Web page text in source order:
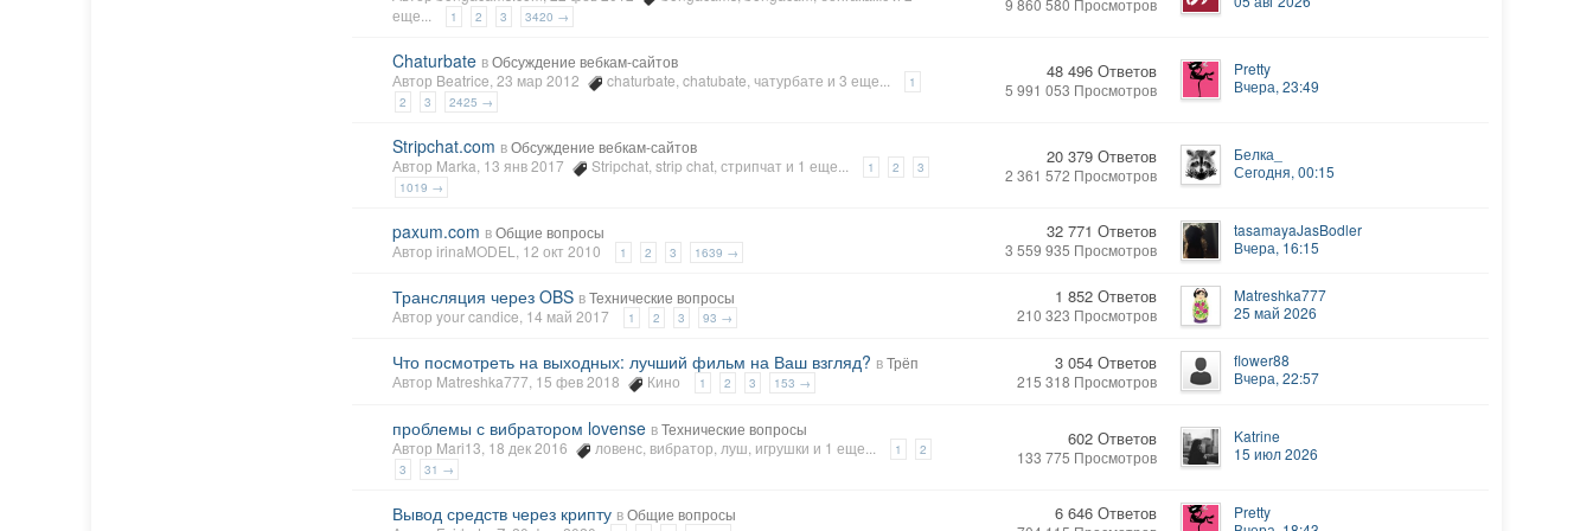
еще...
1 2 3 3420 →
9 860 580 Просмотров
Chaturbate вОбсуждение вебкам-сайтов
Автор Beatrice , 23 мар 2012 chaturbate ,chatubate ,чатурбате и 3 еще...
1
2
3 2425 →
48 496 Ответов
5 991 053 Просмотров
Pretty
Вчера, 23:49
Stripchat.com вОбсуждение вебкам-сайтов
Автор Marka , 13 янв 2017 Stripchat ,strip chat ,стрипчат и 1 еще... 1 2
3
1019 →
20 379 Ответов
2 361 572 Просмотров
Белка_
Сегодня, 00:15
paxum.com вОбщие вопросы
АвторirinaMODEL , 12 окт 2010 1 2 3 1639 →
32 771 Ответов
3 559 935 Просмотров
tasamayaJasBodler
Вчера, 16:15
Трансляция через OBS вТехнические вопросы
Авторyour candice , 14 май 2017 1 2 3 93 →
1 852 Ответов
210 323 Просмотров
Matreshka777
25 май 2026
Что посмотреть на выходных: лучший фильм на Ваш взгляд? вТрёп
Автор Matreshka777 , 15 фев 2018 Кино 1 2 3 153 →
3 054 Ответов
215 318 Просмотров
flower88
Вчера, 22:57
проблемы с вибратором lovense вТехнические вопросы
Автор Mari13 , 18 дек 2016 ловенс вибратор луш игрушки и 1 еще... 1
2
3
31 →
602 Ответов
133 775 Просмотров
Katrine
15 июл 2026
Вывод средств через крипту вОбщие вопросы
6 646 Ответов
Pretty